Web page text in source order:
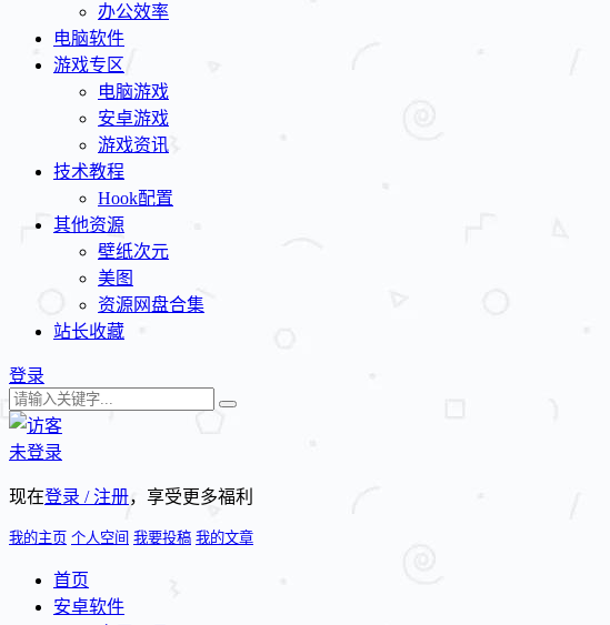
办公效率
电脑软件
游戏专区
电脑游戏
安卓游戏
游戏资讯
技术教程
Hook配置
其他资源
壁纸次元
美图
资源网盘合集
站长收藏
登录
未登录
现在登录 / 注册，享受更多福利
我的主页 个人空间 我要投稿 我的文章
首页
安卓软件